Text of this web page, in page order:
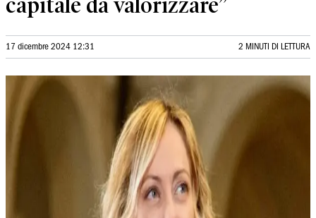
17 dicembre 2024 12:31 2 MINUTI DI LETTURA